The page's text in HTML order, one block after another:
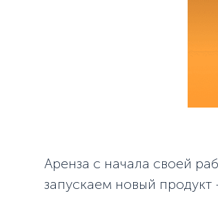
Аренза с начала своей
запускаем новый продукт